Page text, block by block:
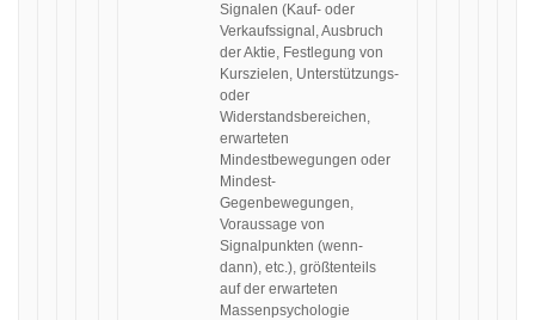
Signalen (Kauf- oder
Verkaufssignal, Ausbruch
der Aktie, Festlegung von
Kurszielen, Unterstützungs-
oder
Widerstandsbereichen,
erwarteten
Mindestbewegungen oder
Mindest-
Gegenbewegungen,
Voraussage von
Signalpunkten (wenn-
dann), etc.), größtenteils
auf der erwarteten
Massenpsychologie